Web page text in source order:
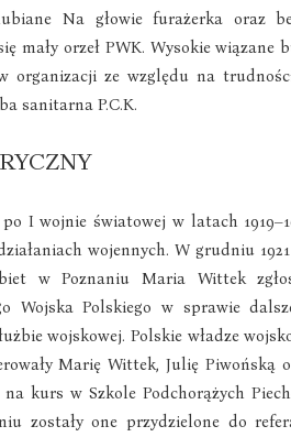
Na głowie furażerka oraz
mały orzeł PWK. Wysokie wiązane
organizacji ze względu na
sanitarna P.C.K.
I wojnie światowej w latach
wojennych. W grudniu
w Poznaniu Maria Wittek
Wojska Polskiego w sprawie
wojskowej. Polskie władze
Marię Wittek, Julię Piwońską
kurs w Szkole Podchorążych
zostały one przydzielone do